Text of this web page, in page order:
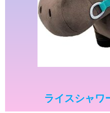
ライスシャワ